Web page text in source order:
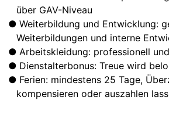
über GAV-Niveau
Weiterbildung und Entwicklung:
Weiterbildungen und interne
Arbeitskleidung: professionell
Dienstalterbonus: Treue wird
Ferien: mindestens 25 Tage,
kompensieren oder auszahlen